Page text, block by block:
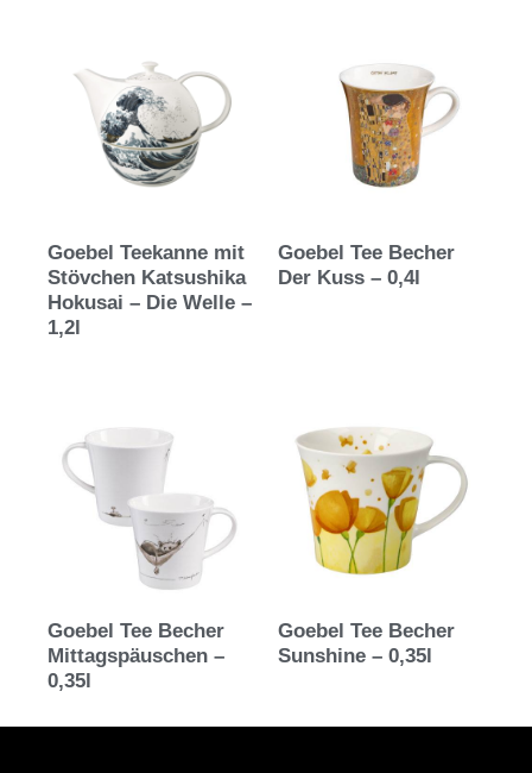
Goebel Teekanne mit
Stövchen Katsushika
Hokusai – Die Welle –
1,2l
Goebel Tee Becher
Der Kuss – 0,4l
Goebel Tee Becher
Mittagspäuschen –
0,35l
Goebel Tee Becher
Sunshine – 0,35l